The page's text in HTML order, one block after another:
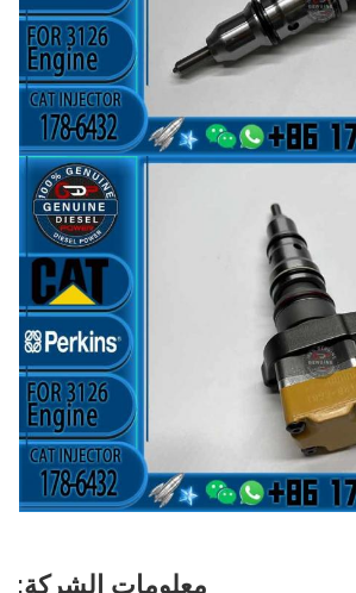
معلومات الشركة: